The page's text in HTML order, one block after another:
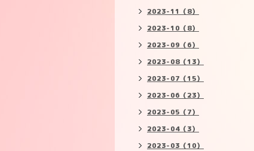
2023-11（8）
2023-10（8）
2023-09（6）
2023-08（13）
2023-07（15）
2023-06（23）
2023-05（7）
2023-04（3）
2023-03（10）